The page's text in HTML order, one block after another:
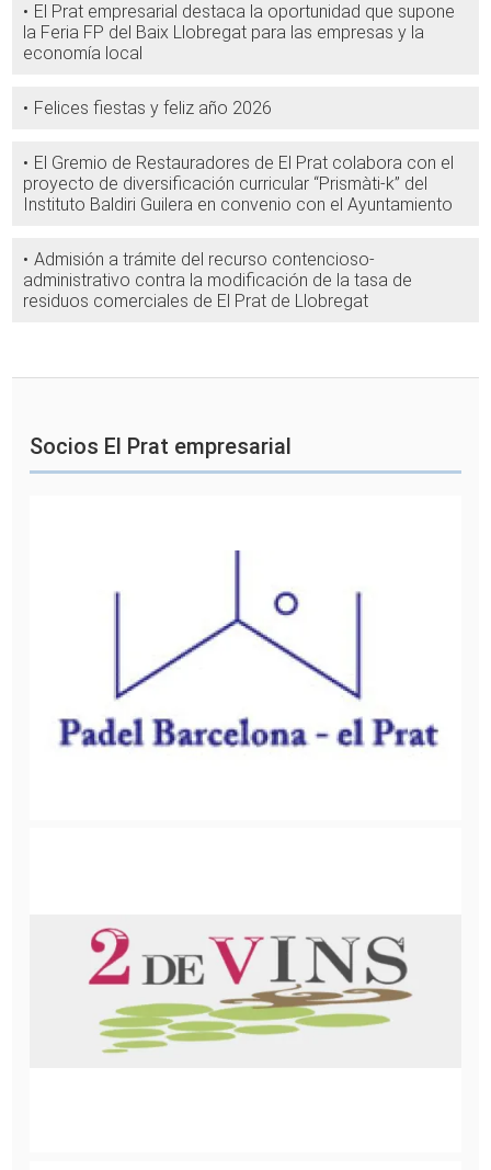
El Prat empresarial destaca la oportunidad que supone
la Feria FP del Baix Llobregat para las empresas y la
economía local
Felices fiestas y feliz año 2026
El Gremio de Restauradores de El Prat colabora con el
proyecto de diversificación curricular “Prismàti-k” del
Instituto Baldiri Guilera en convenio con el Ayuntamiento
Admisión a trámite del recurso contencioso-
administrativo contra la modificación de la tasa de
residuos comerciales de El Prat de Llobregat
Socios El Prat empresarial